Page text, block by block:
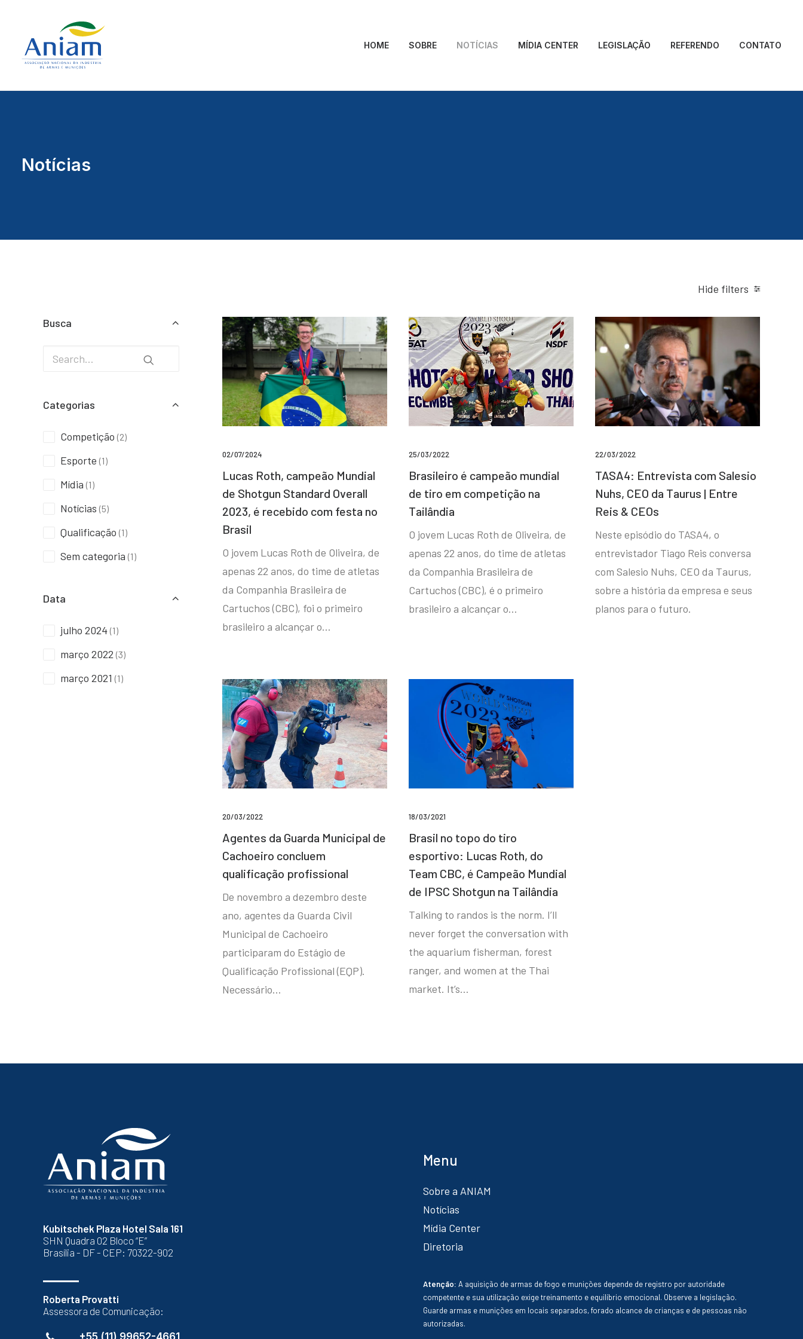
HOME SOBRE NOTÍCIAS MÍDIA CENTER LEGISLAÇÃO REFERENDO CONTATO
Notícias
Hide filters
Busca
Categorias
Competição (2)
Esporte (1)
Mídia (1)
Notícias (5)
Qualificação (1)
Sem categoria (1)
Data
julho 2024 (1)
março 2022 (3)
março 2021 (1)
02/07/2024
Lucas Roth, campeão Mundial
de Shotgun Standard Overall
2023, é recebido com festa no
Brasil
O jovem Lucas Roth de Oliveira, de
apenas 22 anos, do time de atletas
da Companhia Brasileira de
Cartuchos (CBC), foi o primeiro
brasileiro a alcançar o…
25/03/2022
Brasileiro é campeão mundial
de tiro em competição na
Tailândia
O jovem Lucas Roth de Oliveira, de
apenas 22 anos, do time de atletas
da Companhia Brasileira de
Cartuchos (CBC), é o primeiro
brasileiro a alcançar o…
22/03/2022
TASA4: Entrevista com Salesio
Nuhs, CEO da Taurus | Entre
Reis & CEOs
Neste episódio do TASA4, o
entrevistador Tiago Reis conversa
com Salesio Nuhs, CEO da Taurus,
sobre a história da empresa e seus
planos para o futuro.
20/03/2022
Agentes da Guarda Municipal de
Cachoeiro concluem
qualificação profissional
De novembro a dezembro deste
ano, agentes da Guarda Civil
Municipal de Cachoeiro
participaram do Estágio de
Qualificação Profissional (EQP).
Necessário…
18/03/2021
Brasil no topo do tiro
esportivo: Lucas Roth, do
Team CBC, é Campeão Mundial
de IPSC Shotgun na Tailândia
Talking to randos is the norm. I’ll
never forget the conversation with
the aquarium fisherman, forest
ranger, and women at the Thai
market. It’s…
Kubitschek Plaza Hotel Sala 161
SHN Quadra 02 Bloco “E”
Brasília - DF - CEP: 70322-902
Roberta Provatti
Assessora de Comunicação:
+55 (11) 99652-4661
Menu
Sobre a ANIAM
Notícias
Mídia Center
Diretoria
Atenção: A aquisição de armas de fogo e munições depende de registro por autoridade
competente e sua utilização exige treinamento e equilíbrio emocional. Observe a legislação.
Guarde armas e munições em locais separados, forado alcance de crianças e de pessoas não
autorizadas.